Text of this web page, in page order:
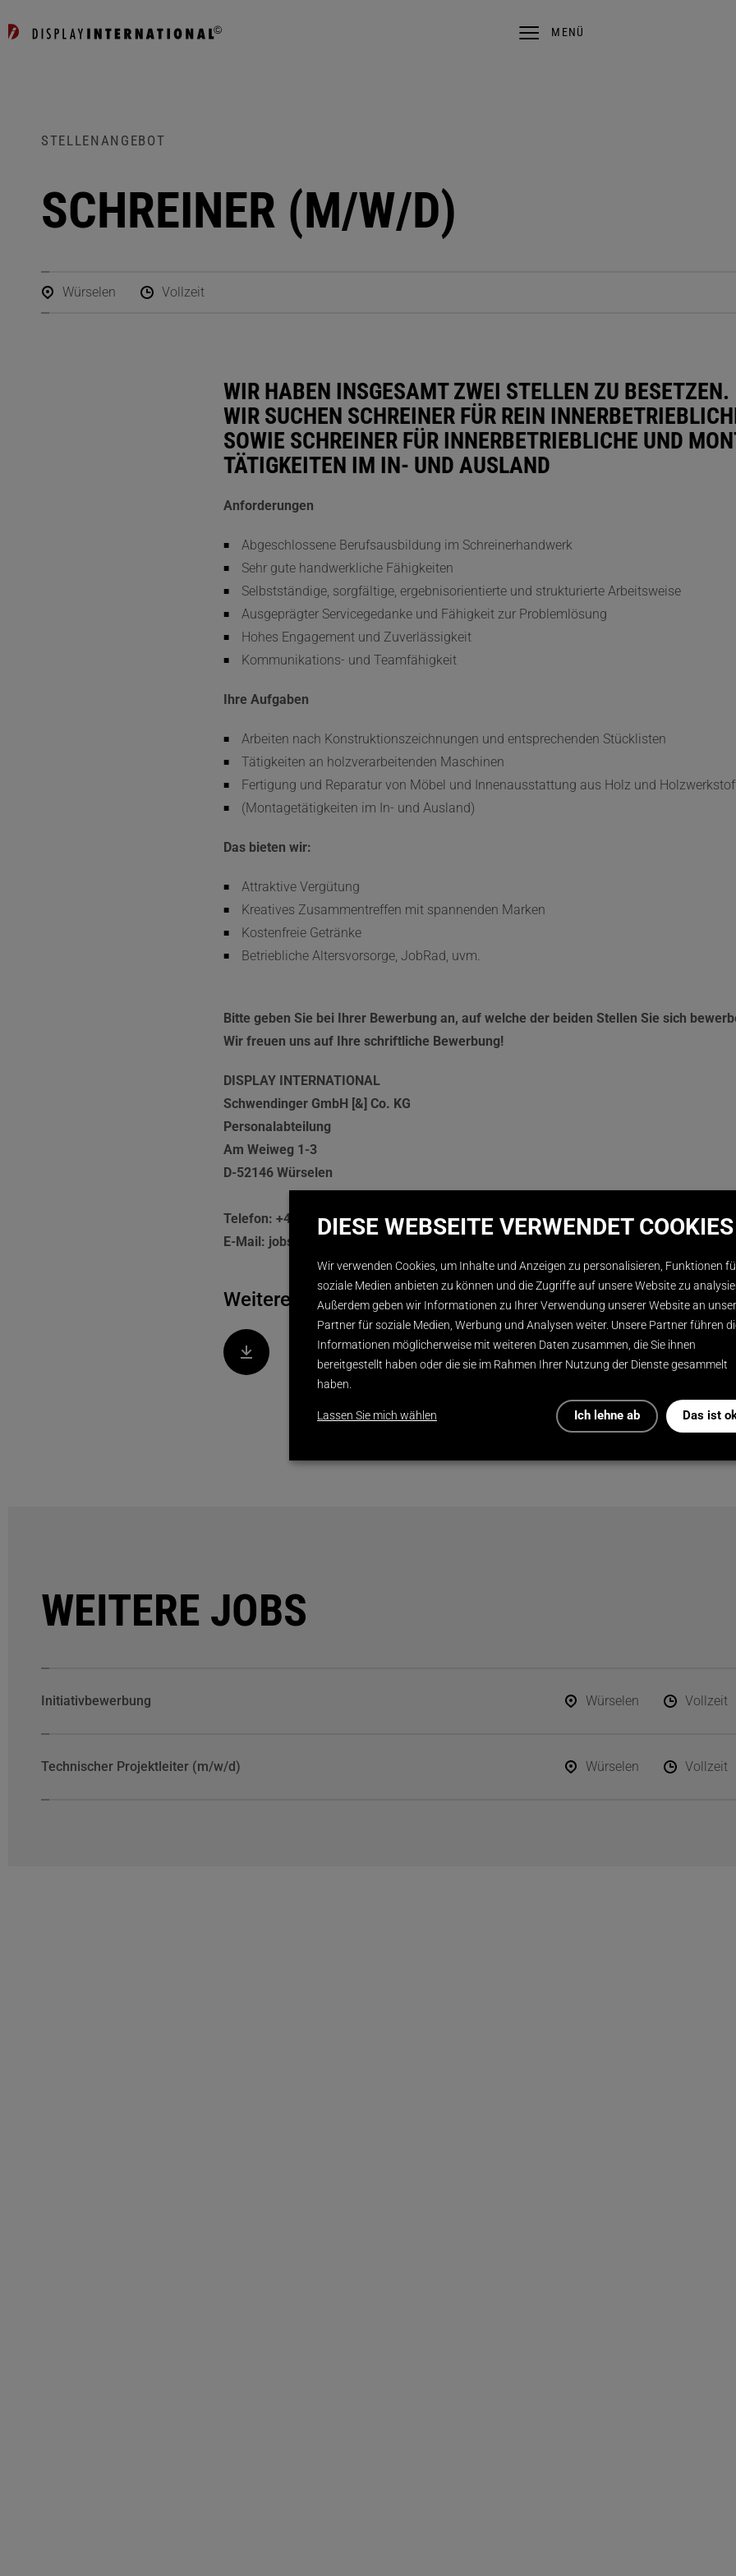
MENÜ
STELLENANGEBOT
SCHREINER (M/W/D)
Würselen Vollzeit
WIR HABEN INSGESAMT ZWEI STELLEN ZU BESETZEN.
WIR SUCHEN SCHREINER FÜR REIN
SOWIE SCHREINER FÜR INNERBETRIEBLICHE UND
TÄTIGKEITEN IM IN- UND AUSLAND
Anforderungen
Abgeschlossene Berufsausbildung im Schreinerhandwerk
Sehr gute handwerkliche Fähigkeiten
Selbstständige, sorgfältige, ergebnisorientierte und strukturierte Arbeitsweise
Ausgeprägter Servicegedanke und Fähigkeit zur Problemlösung
Hohes Engagement und Zuverlässigkeit
Kommunikations- und Teamfähigkeit
Ihre Aufgaben
Arbeiten nach Konstruktionszeichnungen und entsprechenden Stücklisten
Tätigkeiten an holzverarbeitenden Maschinen
Fertigung und Reparatur von Möbel und Innenausstattung aus Holz und
(Montagetätigkeiten im In- und Ausland)
Das bieten wir:
Attraktive Vergütung
Kreatives Zusammentreffen mit spannenden Marken
Kostenfreie Getränke
Betriebliche Altersvorsorge, JobRad, uvm.
Bitte geben Sie bei Ihrer Bewerbung an, auf welche der beiden Stellen Sie sich
Wir freuen uns auf Ihre schriftliche Bewerbung!
DISPLAY INTERNATIONAL
Schwendinger GmbH [&] Co. KG
Personalabteilung
Am Weiweg 1-3
D-52146 Würselen
Telefon: +49 (0) 2405 461-0
E-Mail: jobs@displayint.com
Weitere Informationen
STELLENBESCHREIBUNG DOWNLOAD PDF
WEITERE JOBS
Initiativbewerbung Würselen Vollzeit
Technischer Projektleiter (m/w/d) Würselen Vollzeit
DIESE WEBSEITE VERWENDET COOKIES
Wir verwenden Cookies, um Inhalte und Anzeigen zu personalisieren, Funktionen
soziale Medien anbieten zu können und die Zugriffe auf unsere Website zu
Außerdem geben wir Informationen zu Ihrer Verwendung unserer Website an
Partner für soziale Medien, Werbung und Analysen weiter. Unsere Partner führen
Informationen möglicherweise mit weiteren Daten zusammen, die Sie ihnen
bereitgestellt haben oder die sie im Rahmen Ihrer Nutzung der Dienste gesammelt
haben.
Lassen Sie mich wählen Ich lehne ab Das ist